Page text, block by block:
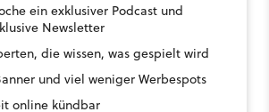
ein exklusiver Podcast und
Newsletter
die wissen, was gespielt wird
und viel weniger Werbespots
online kündbar